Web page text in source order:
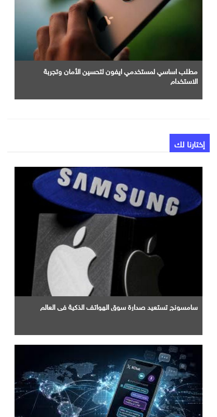
مطلب اساسي لمستخدمي ايفون لتحسين الأمان وتجربة
الاستخدام
إختارنا لك
سامسونج تستعيد صدارة سوق الهواتف الذكية في العالم